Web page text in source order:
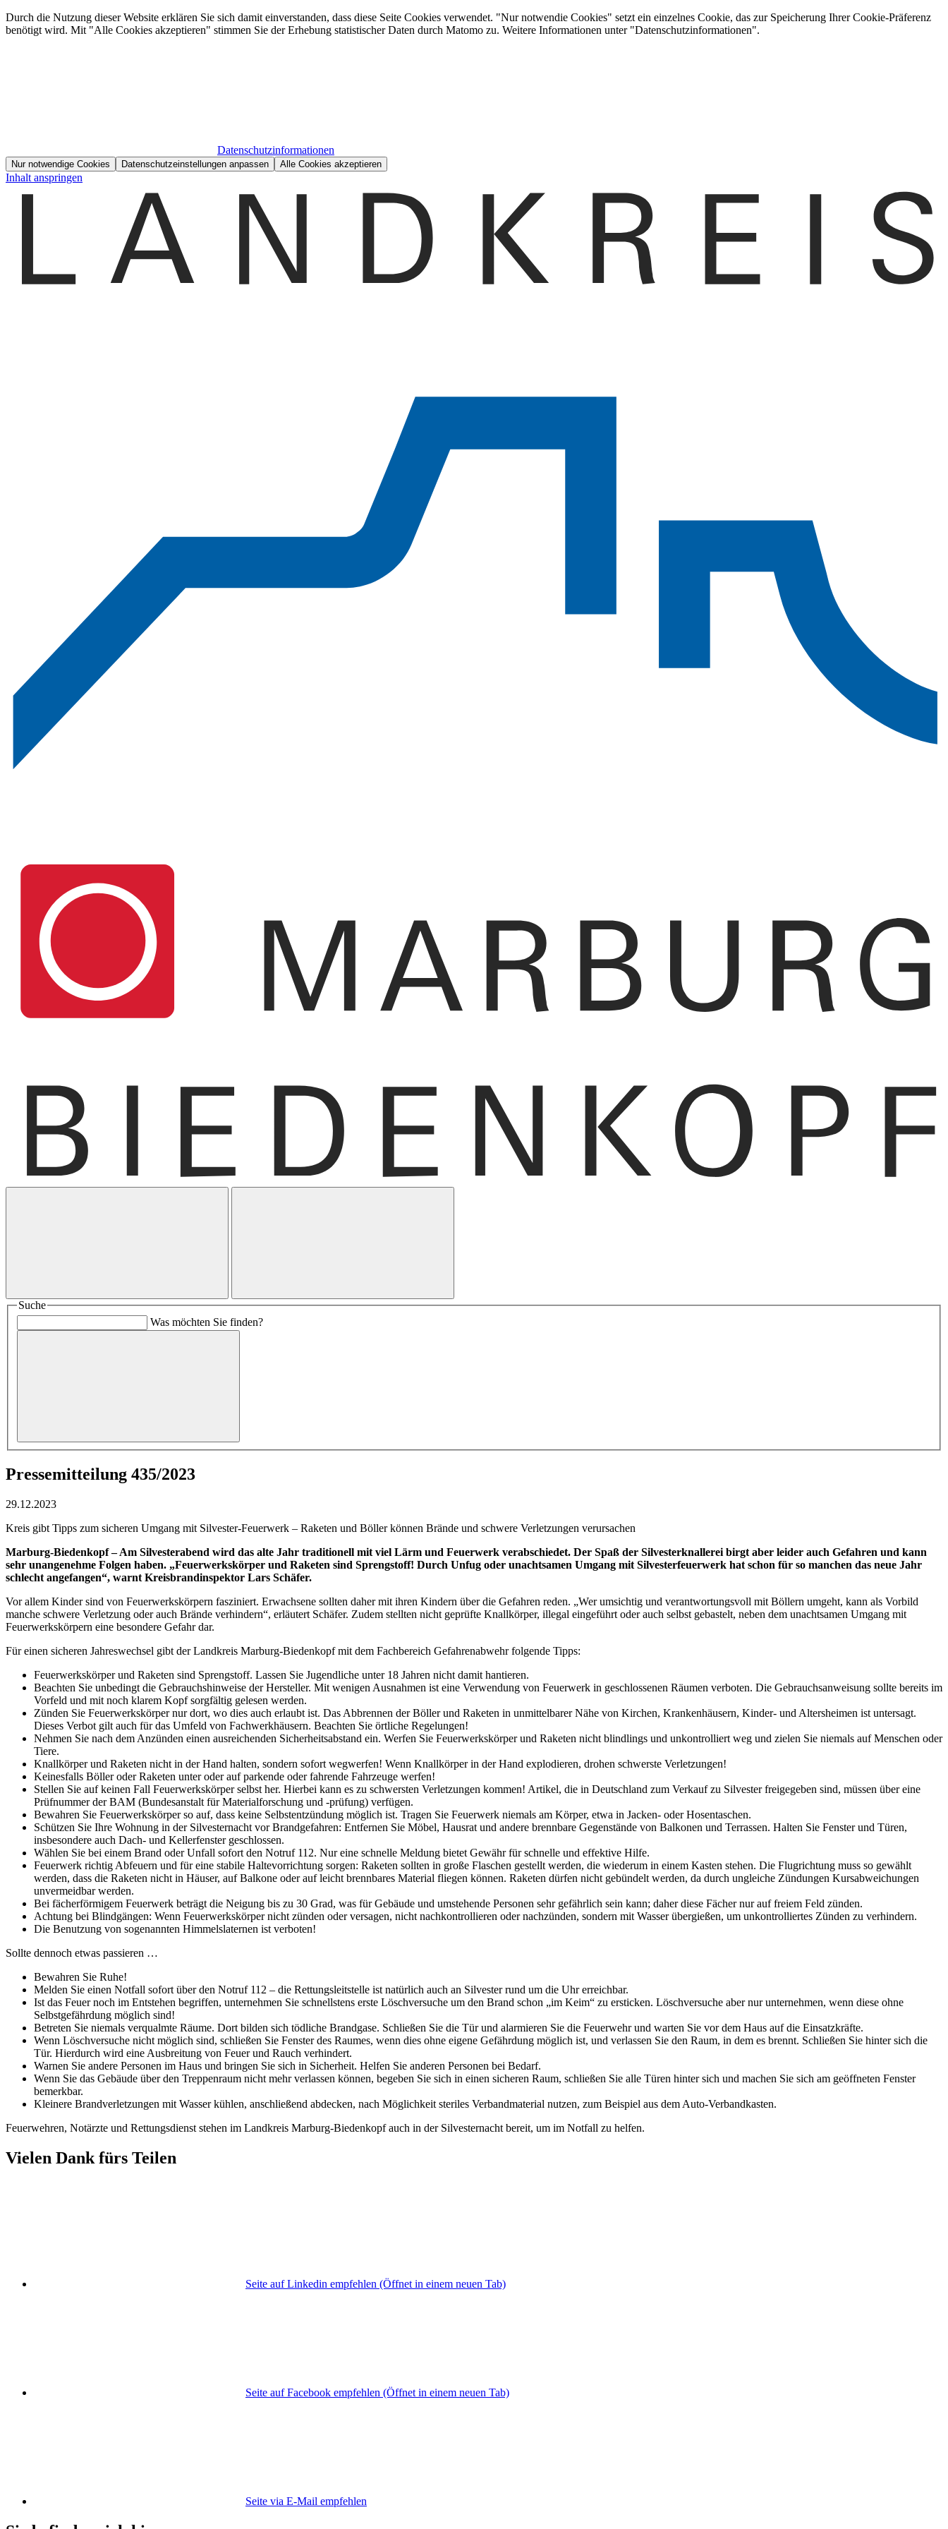
Durch die Nutzung dieser Website erklären Sie sich damit einverstanden, dass diese Seite Cookies verwendet. "Nur notwendie Cookies" setzt ein einzelnes Cookie, das zur Speicherung Ihrer Cookie-Präferenz
benötigt wird. Mit "Alle Cookies akzeptieren" stimmen Sie der Erhebung statistischer Daten durch Matomo zu. Weitere Informationen unter "Datenschutzinformationen".
Datenschutzinformationen
Nur notwendige Cookies Datenschutzeinstellungen anpassen Alle Cookies akzeptieren
Inhalt anspringen
Suche
Was möchten Sie finden?
Pressemitteilung 435/2023
29.12.2023
Kreis gibt Tipps zum sicheren Umgang mit Silvester-Feuerwerk – Raketen und Böller können Brände und schwere Verletzungen verursachen
Marburg-Biedenkopf – Am Silvesterabend wird das alte Jahr traditionell mit viel Lärm und Feuerwerk verabschiedet. Der Spaß der Silvesterknallerei birgt aber leider auch Gefahren und kann
sehr unangenehme Folgen haben. „Feuerwerkskörper und Raketen sind Sprengstoff! Durch Unfug oder unachtsamen Umgang mit Silvesterfeuerwerk hat schon für so manchen das neue Jahr
schlecht angefangen“, warnt Kreisbrandinspektor Lars Schäfer.
Vor allem Kinder sind von Feuerwerkskörpern fasziniert. Erwachsene sollten daher mit ihren Kindern über die Gefahren reden. „Wer umsichtig und verantwortungsvoll mit Böllern umgeht, kann als Vorbild
manche schwere Verletzung oder auch Brände verhindern“, erläutert Schäfer. Zudem stellten nicht geprüfte Knallkörper, illegal eingeführt oder auch selbst gebastelt, neben dem unachtsamen Umgang mit
Feuerwerkskörpern eine besondere Gefahr dar.
Für einen sicheren Jahreswechsel gibt der Landkreis Marburg-Biedenkopf mit dem Fachbereich Gefahrenabwehr folgende Tipps:
Feuerwerkskörper und Raketen sind Sprengstoff. Lassen Sie Jugendliche unter 18 Jahren nicht damit hantieren.
Beachten Sie unbedingt die Gebrauchshinweise der Hersteller. Mit wenigen Ausnahmen ist eine Verwendung von Feuerwerk in geschlossenen Räumen verboten. Die Gebrauchsanweisung sollte bereits im
Vorfeld und mit noch klarem Kopf sorgfältig gelesen werden.
Zünden Sie Feuerwerkskörper nur dort, wo dies auch erlaubt ist. Das Abbrennen der Böller und Raketen in unmittelbarer Nähe von Kirchen, Krankenhäusern, Kinder- und Altersheimen ist untersagt.
Dieses Verbot gilt auch für das Umfeld von Fachwerkhäusern. Beachten Sie örtliche Regelungen!
Nehmen Sie nach dem Anzünden einen ausreichenden Sicherheitsabstand ein. Werfen Sie Feuerwerkskörper und Raketen nicht blindlings und unkontrolliert weg und zielen Sie niemals auf Menschen oder
Tiere.
Knallkörper und Raketen nicht in der Hand halten, sondern sofort wegwerfen! Wenn Knallkörper in der Hand explodieren, drohen schwerste Verletzungen!
Keinesfalls Böller oder Raketen unter oder auf parkende oder fahrende Fahrzeuge werfen!
Stellen Sie auf keinen Fall Feuerwerkskörper selbst her. Hierbei kann es zu schwersten Verletzungen kommen! Artikel, die in Deutschland zum Verkauf zu Silvester freigegeben sind, müssen über eine
Prüfnummer der BAM (Bundesanstalt für Materialforschung und -prüfung) verfügen.
Bewahren Sie Feuerwerkskörper so auf, dass keine Selbstentzündung möglich ist. Tragen Sie Feuerwerk niemals am Körper, etwa in Jacken- oder Hosentaschen.
Schützen Sie Ihre Wohnung in der Silvesternacht vor Brandgefahren: Entfernen Sie Möbel, Hausrat und andere brennbare Gegenstände von Balkonen und Terrassen. Halten Sie Fenster und Türen,
insbesondere auch Dach- und Kellerfenster geschlossen.
Wählen Sie bei einem Brand oder Unfall sofort den Notruf 112. Nur eine schnelle Meldung bietet Gewähr für schnelle und effektive Hilfe.
Feuerwerk richtig Abfeuern und für eine stabile Haltevorrichtung sorgen: Raketen sollten in große Flaschen gestellt werden, die wiederum in einem Kasten stehen. Die Flugrichtung muss so gewählt
werden, dass die Raketen nicht in Häuser, auf Balkone oder auf leicht brennbares Material fliegen können. Raketen dürfen nicht gebündelt werden, da durch ungleiche Zündungen Kursabweichungen
unvermeidbar werden.
Bei fächerförmigem Feuerwerk beträgt die Neigung bis zu 30 Grad, was für Gebäude und umstehende Personen sehr gefährlich sein kann; daher diese Fächer nur auf freiem Feld zünden.
Achtung bei Blindgängen: Wenn Feuerwerkskörper nicht zünden oder versagen, nicht nachkontrollieren oder nachzünden, sondern mit Wasser übergießen, um unkontrolliertes Zünden zu verhindern.
Die Benutzung von sogenannten Himmelslaternen ist verboten!
Sollte dennoch etwas passieren …
Bewahren Sie Ruhe!
Melden Sie einen Notfall sofort über den Notruf 112 – die Rettungsleitstelle ist natürlich auch an Silvester rund um die Uhr erreichbar.
Ist das Feuer noch im Entstehen begriffen, unternehmen Sie schnellstens erste Löschversuche um den Brand schon „im Keim“ zu ersticken. Löschversuche aber nur unternehmen, wenn diese ohne
Selbstgefährdung möglich sind!
Betreten Sie niemals verqualmte Räume. Dort bilden sich tödliche Brandgase. Schließen Sie die Tür und alarmieren Sie die Feuerwehr und warten Sie vor dem Haus auf die Einsatzkräfte.
Wenn Löschversuche nicht möglich sind, schließen Sie Fenster des Raumes, wenn dies ohne eigene Gefährdung möglich ist, und verlassen Sie den Raum, in dem es brennt. Schließen Sie hinter sich die
Tür. Hierdurch wird eine Ausbreitung von Feuer und Rauch verhindert.
Warnen Sie andere Personen im Haus und bringen Sie sich in Sicherheit. Helfen Sie anderen Personen bei Bedarf.
Wenn Sie das Gebäude über den Treppenraum nicht mehr verlassen können, begeben Sie sich in einen sicheren Raum, schließen Sie alle Türen hinter sich und machen Sie sich am geöffneten Fenster
bemerkbar.
Kleinere Brandverletzungen mit Wasser kühlen, anschließend abdecken, nach Möglichkeit steriles Verbandmaterial nutzen, zum Beispiel aus dem Auto-Verbandkasten.
Feuerwehren, Notärzte und Rettungsdienst stehen im Landkreis Marburg-Biedenkopf auch in der Silvesternacht bereit, um im Notfall zu helfen.
Vielen Dank fürs Teilen
Seite auf Linkedin empfehlen (Öffnet in einem neuen Tab)
Seite auf Facebook empfehlen (Öffnet in einem neuen Tab)
Seite via E-Mail empfehlen